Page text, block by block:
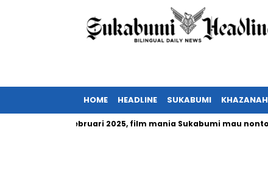
HOME HEADLINE SUKABUMI KHAZANAH
Februari 2025, film mania Sukabumi mau nonton?